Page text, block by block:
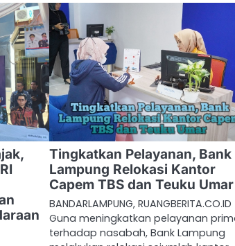
Tingkatkan Pelayanan, Bank
Lampung Relokasi Kantor
Capem TBS dan Teuku Umar
BANDARLAMPUNG,
Guna meningkatkan pelayanan
terhadap nasabah, Bank Lampung